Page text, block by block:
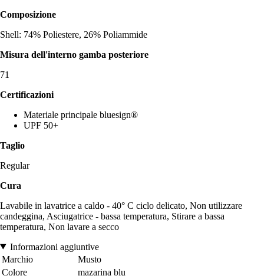
Composizione
Shell: 74% Poliestere, 26% Poliammide
Misura dell'interno gamba posteriore
71
Certificazioni
Materiale principale bluesign®
UPF 50+
Taglio
Regular
Cura
Lavabile in lavatrice a caldo - 40° C ciclo delicato, Non utilizzare
candeggina, Asciugatrice - bassa temperatura, Stirare a bassa
temperatura, Non lavare a secco
Informazioni aggiuntive
Marchio
Musto
Colore
mazarina blu